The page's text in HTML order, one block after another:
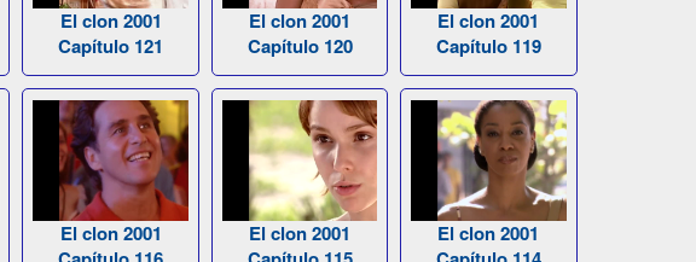
El clon 2001
Capítulo 121
El clon 2001
Capítulo 120
El clon 2001
Capítulo 119
El clon 2001
El clon 2001
El clon 2001